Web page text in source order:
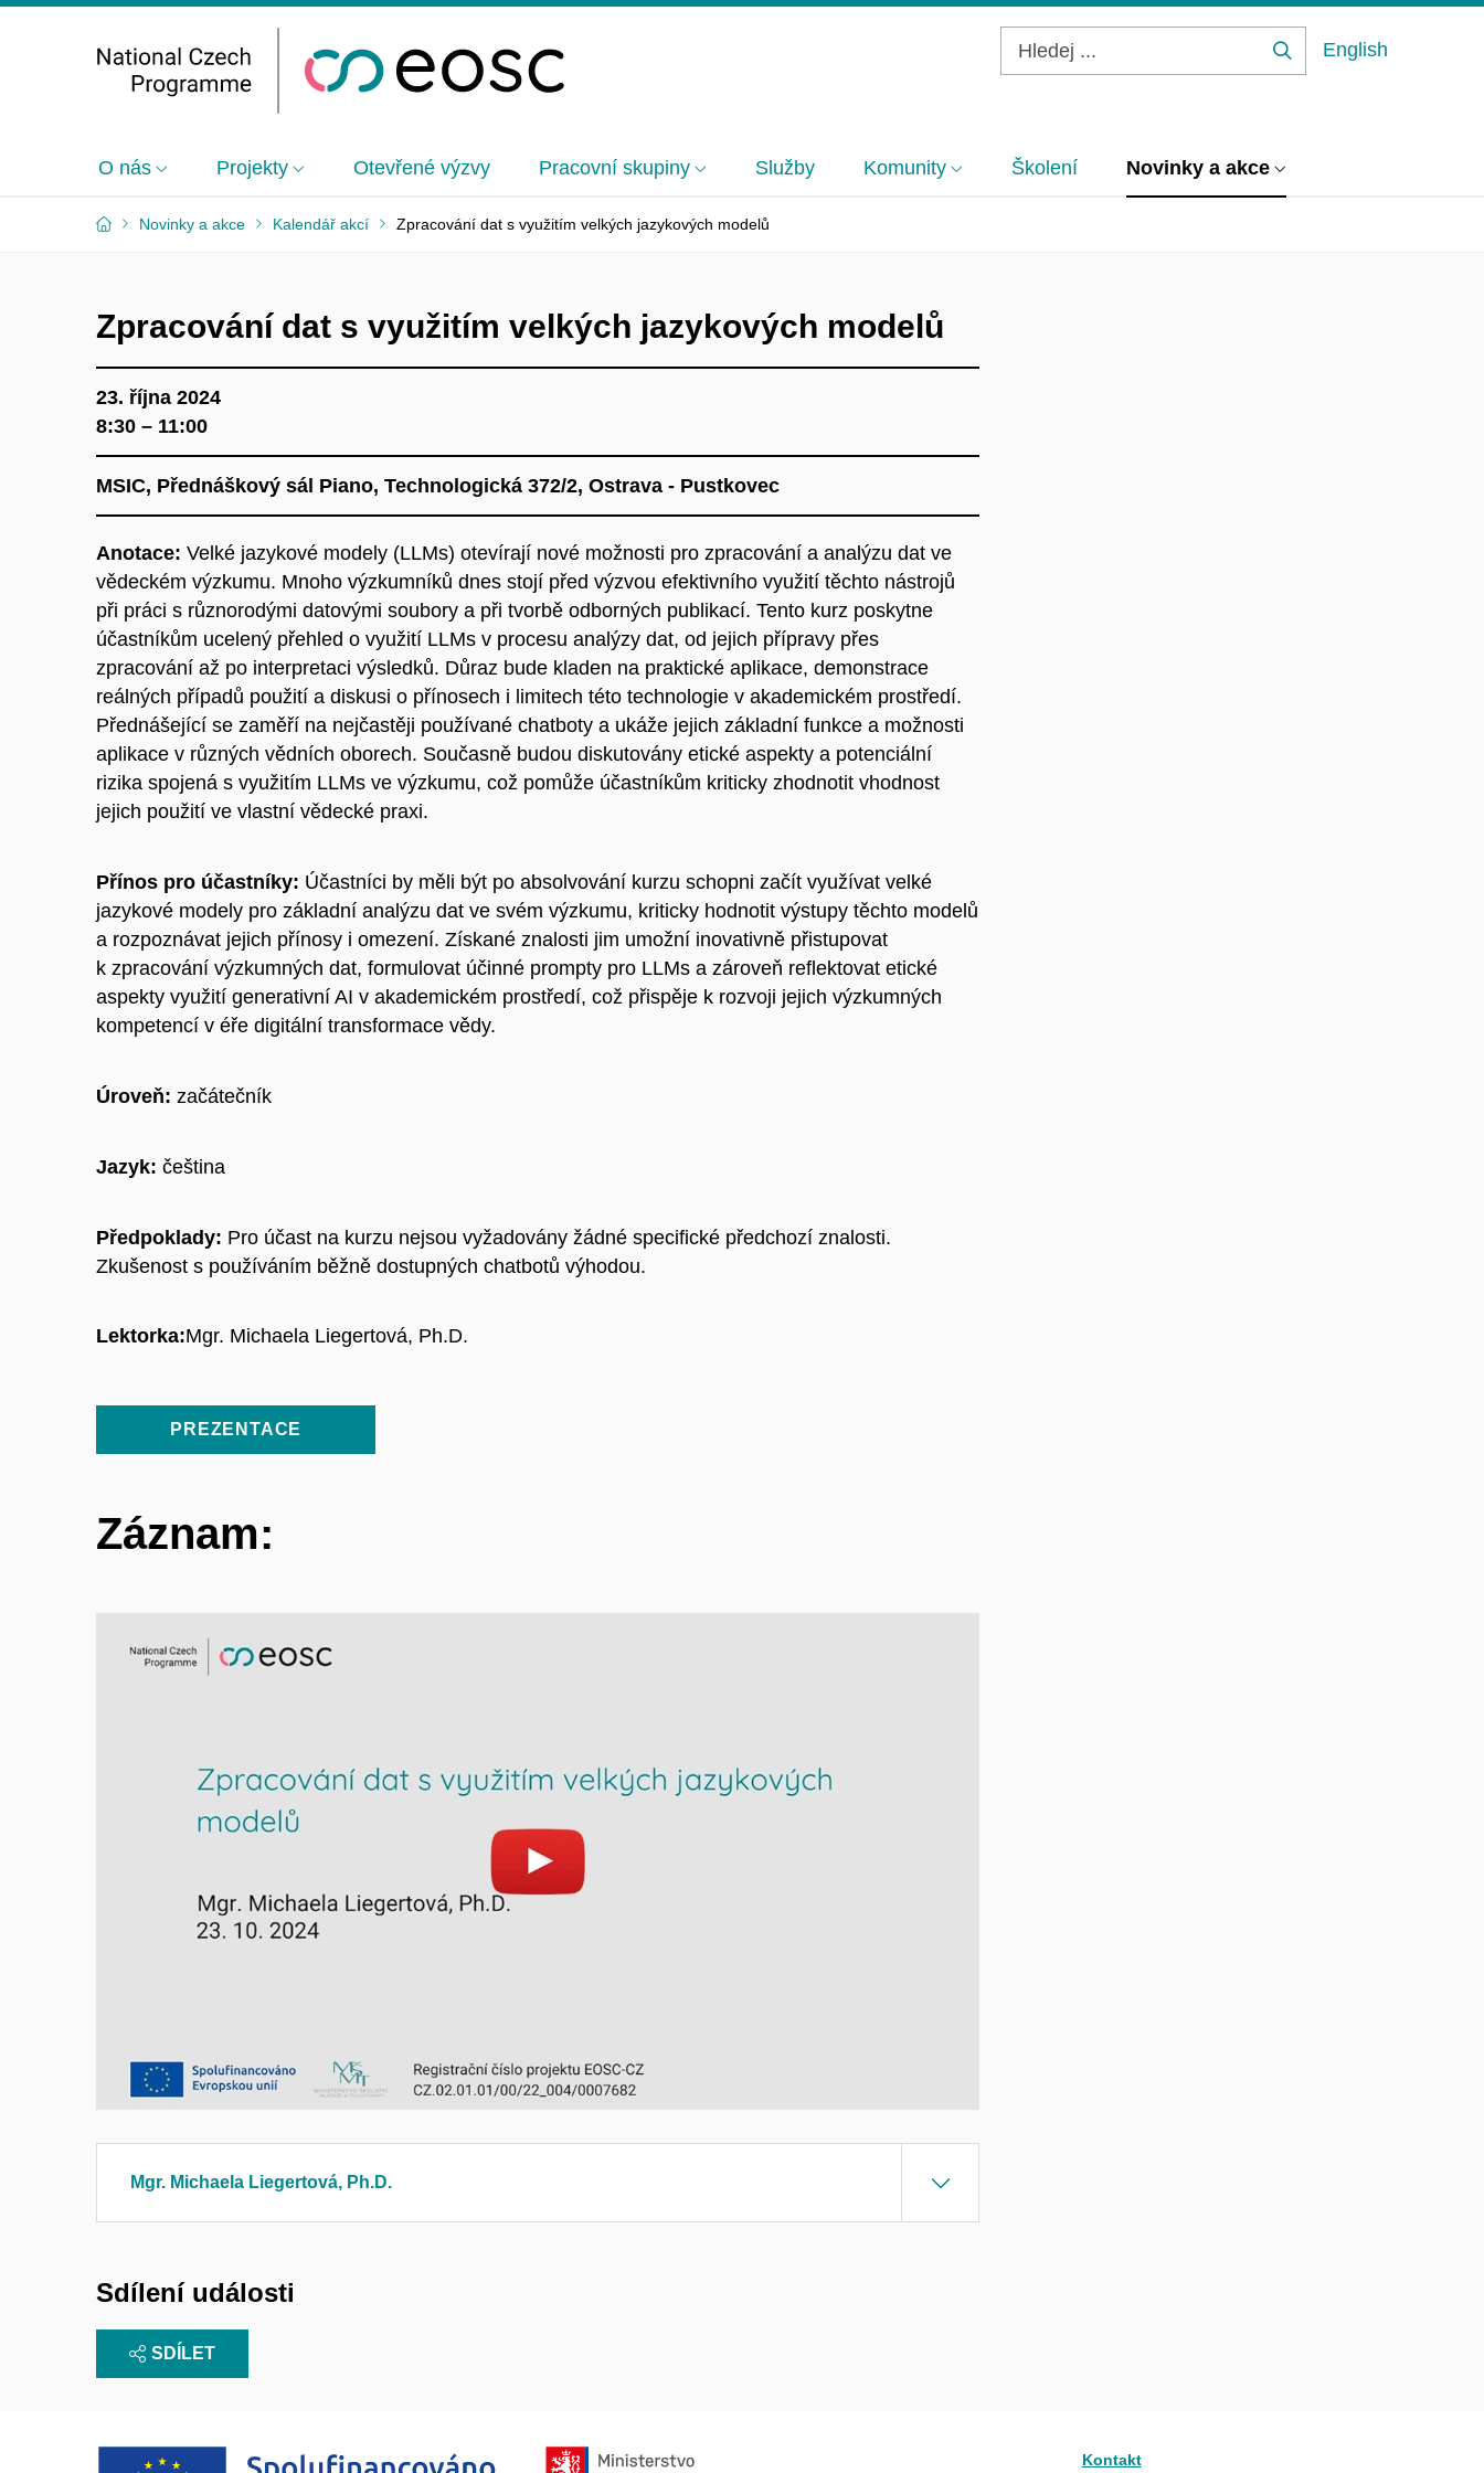
English
O nás Projekty Otevřené výzvy Pracovní skupiny Služby Komunity Školení Novinky a akce
Novinky a akce Kalendář akcí Zpracování dat s využitím velkých jazykových modelů
Zpracování dat s využitím velkých jazykových modelů
23. října 2024
8:30 – 11:00
MSIC, Přednáškový sál Piano, Technologická 372/2, Ostrava - Pustkovec
Anotace: Velké jazykové modely (LLMs) otevírají nové možnosti pro zpracování a analýzu dat ve
vědeckém výzkumu. Mnoho výzkumníků dnes stojí před výzvou efektivního využití těchto nástrojů
při práci s různorodými datovými soubory a při tvorbě odborných publikací. Tento kurz poskytne
účastníkům ucelený přehled o využití LLMs v procesu analýzy dat, od jejich přípravy přes
zpracování až po interpretaci výsledků. Důraz bude kladen na praktické aplikace, demonstrace
reálných případů použití a diskusi o přínosech i limitech této technologie v akademickém prostředí.
Přednášející se zaměří na nejčastěji používané chatboty a ukáže jejich základní funkce a možnosti
aplikace v různých vědních oborech. Současně budou diskutovány etické aspekty a potenciální
rizika spojená s využitím LLMs ve výzkumu, což pomůže účastníkům kriticky zhodnotit vhodnost
jejich použití ve vlastní vědecké praxi.
Přínos pro účastníky: Účastníci by měli být po absolvování kurzu schopni začít využívat velké
jazykové modely pro základní analýzu dat ve svém výzkumu, kriticky hodnotit výstupy těchto modelů
a rozpoznávat jejich přínosy i omezení. Získané znalosti jim umožní inovativně přistupovat
k zpracování výzkumných dat, formulovat účinné prompty pro LLMs a zároveň reflektovat etické
aspekty využití generativní AI v akademickém prostředí, což přispěje k rozvoji jejich výzkumných
kompetencí v éře digitální transformace vědy.
Úroveň: začátečník
Jazyk: čeština
Předpoklady: Pro účast na kurzu nejsou vyžadovány žádné specifické předchozí znalosti.
Zkušenost s používáním běžně dostupných chatbotů výhodou.
Lektorka:Mgr. Michaela Liegertová, Ph.D.
PREZENTACE
Záznam:
Povolit cookies a přehrát Otevřít na youtube.com
Mgr. Michaela Liegertová, Ph.D.
Sdílení události
SDÍLET
Kontakt